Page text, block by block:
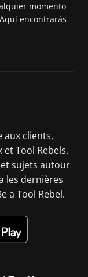
momento
encontrarás
aux clients,
Tool Rebels.
sujets autour
les dernières
a Tool Rebel.